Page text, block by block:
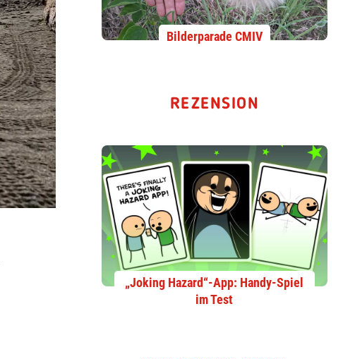
Bilderparade CMIV
REZENSION
„Joking Hazard“-App: Handy-Spiel
im Test